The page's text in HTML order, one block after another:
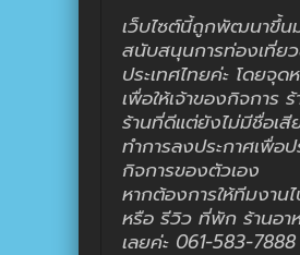
เว็บไซต์นี้ถูกพัฒนาขึ้น
สนับสนุนการท่องเที่ย
ประเทศไทยค่ะ โดยจุด
เพื่อให้เจ้าของกิจการ
ร้านที่ดีแต่ยังไม่มีชื่อเสี
ทำการลงประกาศเพื่อ
กิจการของตัวเอง
หากต้องการให้ทีมงาน
หรือ รีวิว ที่พัก ร้านอา
เลยค่ะ 061-583-7888